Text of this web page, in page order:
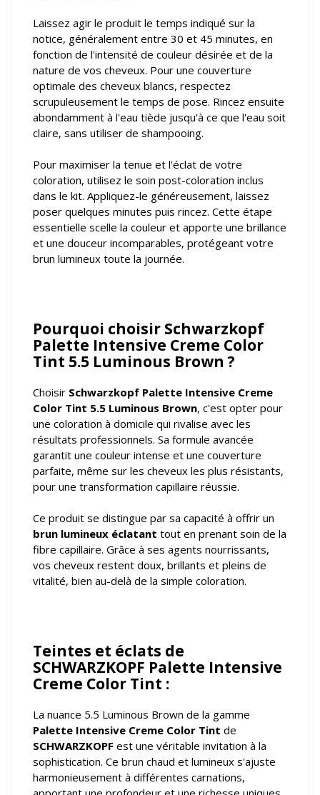
Laissez agir le produit le temps indiqué sur la
notice, généralement entre 30 et 45 minutes, en
fonction de l'intensité de couleur désirée et de la
nature de vos cheveux. Pour une couverture
optimale des cheveux blancs, respectez
scrupuleusement le temps de pose. Rincez ensuite
abondamment à l'eau tiède jusqu'à ce que l'eau soit
claire, sans utiliser de shampooing.
Pour maximiser la tenue et l'éclat de votre
coloration, utilisez le soin post-coloration inclus
dans le kit. Appliquez-le généreusement, laissez
poser quelques minutes puis rincez. Cette étape
essentielle scelle la couleur et apporte une brillance
et une douceur incomparables, protégeant votre
brun lumineux toute la journée.
Pourquoi choisir Schwarzkopf
Palette Intensive Creme Color
Tint 5.5 Luminous Brown ?
Choisir Schwarzkopf Palette Intensive Creme
Color Tint 5.5 Luminous Brown, c'est opter pour
une coloration à domicile qui rivalise avec les
résultats professionnels. Sa formule avancée
garantit une couleur intense et une couverture
parfaite, même sur les cheveux les plus résistants,
pour une transformation capillaire réussie.
Ce produit se distingue par sa capacité à offrir un
brun lumineux éclatant tout en prenant soin de la
fibre capillaire. Grâce à ses agents nourrissants,
vos cheveux restent doux, brillants et pleins de
vitalité, bien au-delà de la simple coloration.
Teintes et éclats de
SCHWARZKOPF Palette Intensive
Creme Color Tint :
La nuance 5.5 Luminous Brown de la gamme
Palette Intensive Creme Color Tint de
SCHWARZKOPF est une véritable invitation à la
sophistication. Ce brun chaud et lumineux s'ajuste
harmonieusement à différentes carnations,